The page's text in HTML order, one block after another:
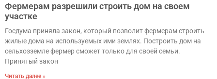
Фермерам разрешили строить дом на своем
участке
Госдума приняла закон, который позволит фермерам строить
жилые дома на используемых ими землях. Построить дом на
сельхозземле фермер сможет только для своей семьи.
Принятый закон
Читать далее »